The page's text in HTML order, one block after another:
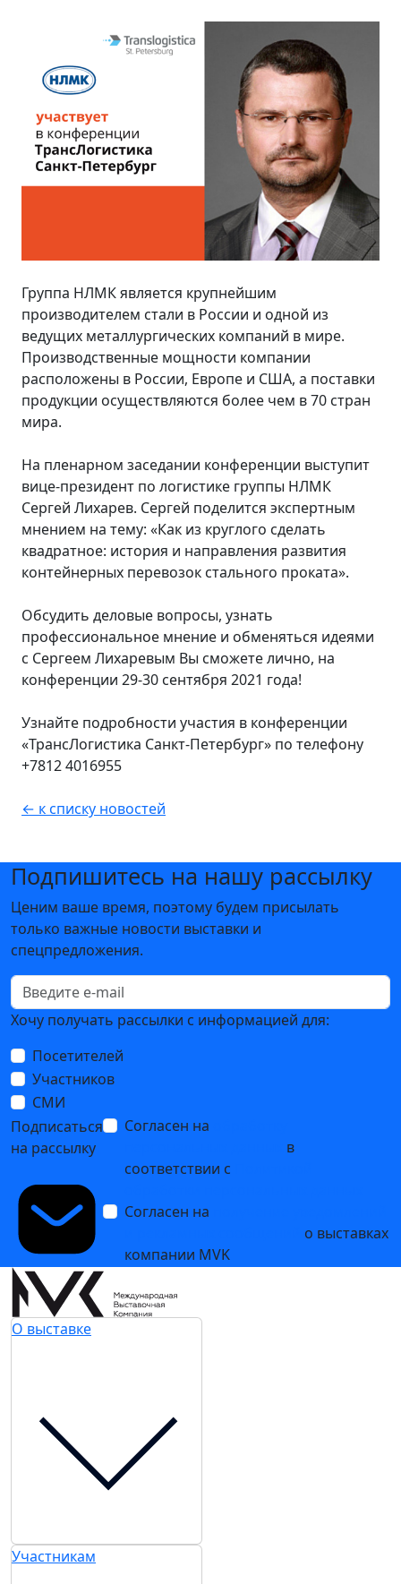
Группа НЛМК является крупнейшим
производителем стали в России и одной из
ведущих металлургических компаний в мире.
Производственные мощности компании
расположены в России, Европе и США, а поставки
продукции осуществляются более чем в 70 стран
мира.
На пленарном заседании конференции выступит
вице-президент по логистике группы НЛМК
Сергей Лихарев. Сергей поделится экспертным
мнением на тему: «Как из круглого сделать
квадратное: история и направления развития
контейнерных перевозок стального проката».
Обсудить деловые вопросы, узнать
профессиональное мнение и обменяться идеями
с Сергеем Лихаревым Вы сможете лично, на
конференции 29-30 сентября 2021 года!
Узнайте подробности участия в конференции
«ТрансЛогистика Санкт-Петербург» по телефону
+7812 4016955
← к списку новостей
Подпишитесь на нашу рассылку
Ценим ваше время, поэтому будем присылать
только важные новости выставки и
спецпредложения.
Хочу получать рассылки с информацией для:
Посетителей
Участников
СМИ
Подписаться
на рассылку
Согласен на
в
соответствии с
Согласен на
о выставках
компании MVK
О выставке
Участникам